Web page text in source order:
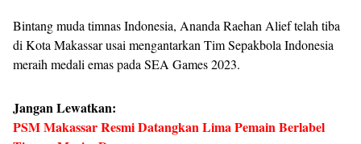
Bintang muda timnas Indonesia, Ananda Raehan Alief telah tiba
di Kota Makassar usai mengantarkan Tim Sepakbola Indonesia
meraih medali emas pada SEA Games 2023.
Jangan Lewatkan:
PSM Makassar Resmi Datangkan Lima Pemain Berlabel